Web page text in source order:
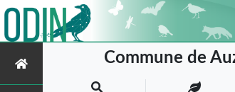
Commune de